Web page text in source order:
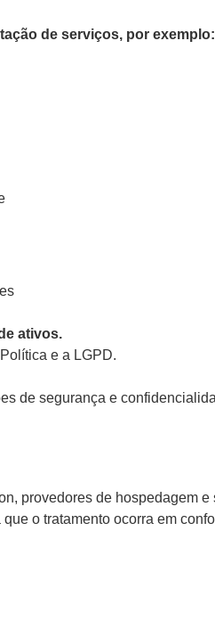
de serviços, por exemplo:
ativos.
e a LGPD.
de segurança e
provedores de hospedagem
o tratamento ocorra em